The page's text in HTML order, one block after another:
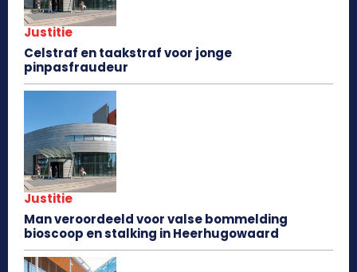
Justitie
Celstraf en taakstraf voor jonge
pinpasfraudeur
Justitie
Man veroordeeld voor valse bommelding
bioscoop en stalking in Heerhugowaard